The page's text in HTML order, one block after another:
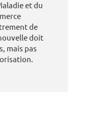
et du
de
doit
mais pas